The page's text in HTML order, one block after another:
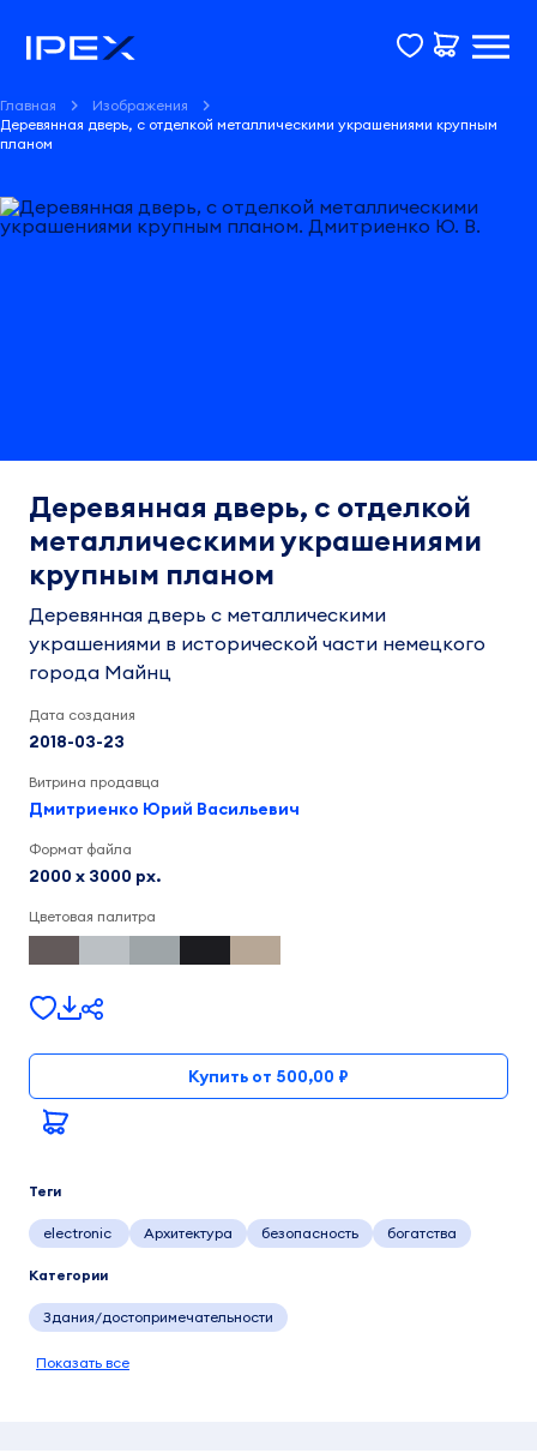
Главная
Изображения
Деревянная дверь, с отделкой металлическими украшениями крупным
планом
Деревянная дверь, с отделкой
металлическими украшениями
крупным планом
Деревянная дверь с металлическими
украшениями в исторической части немецкого
города Майнц
Дата создания
2018-03-23
Витрина продавца
Дмитриенко Юрий Васильевич
Формат файла
2000 x 3000 px.
Цветовая палитра
Купить от 500,00 ₽
Теги
electronic Архитектура безопасность богатства
Категории
Здания/достопримечательности
Показать все